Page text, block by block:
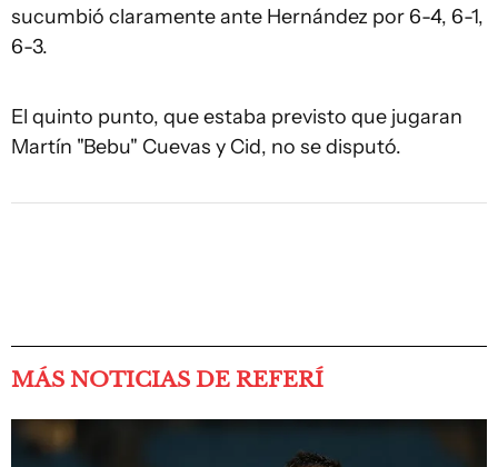
sucumbió claramente ante Hernández por 6-4, 6-1,
6-3.
El quinto punto, que estaba previsto que jugaran
Martín "Bebu" Cuevas y Cid, no se disputó.
MÁS NOTICIAS DE REFERÍ